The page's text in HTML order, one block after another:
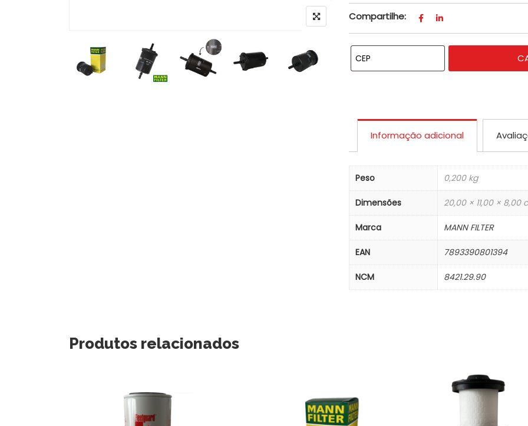
Compartilhe:
Informação adicional
Peso 0,200 kg
Dimensões 20,00 × 11,00 × 8,00
Marca MANN FILTER
EAN 7893390801394
NCM 8421.29.90
Produtos relacionados